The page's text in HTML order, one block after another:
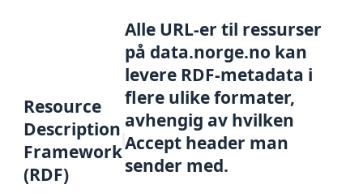
Resource
Description
Framework
(RDF)
Alle URL-er til ressurser
på data.norge.no kan
levere RDF-metadata i
flere ulike formater,
avhengig av hvilken
Accept header man
sender med.